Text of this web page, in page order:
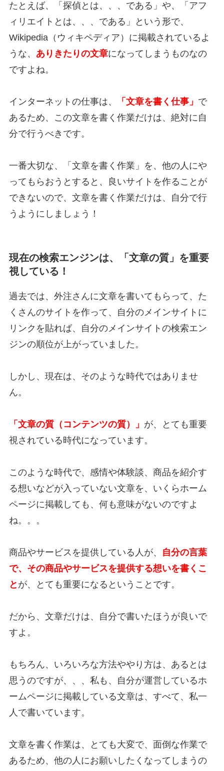
たとえば、「探偵とは、、、である」や、「アフ
ィリエイトとは、、、である」という形で、
Wikipedia（ウィキペディア）に掲載されているよ
うな、 ありきたりの文章になってしまうものなの
ですよね。
インターネットの仕事は、 「文章を書く仕事」 で
あるため、この文章を書く作業だけは、絶対に自
分で行うべきです。
一番大切な、「文章を書く作業」を、他の人にや
ってもらおうとすると、良いサイトを作ることが
できないので、文章を書く作業だけは、自分で行
うようにしましょう！
現在の検索エンジンは、「文章の質」を重要
視している！
過去では、外注さんに文章を書いてもらって、た
くさんのサイトを作って、自分のメインサイトに
リンクを貼れば、自分のメインサイトの検索エン
ジンの順位が上がっていました。
しかし、現在は、そのような時代ではありませ
ん。
「文章の質（コンテンツの質）」 が、とても重要
視されている時代になっています。
このような時代で、感情や体験談、商品を紹介す
る想いなどが入っていない文章を、いくらホーム
ページに掲載しても、何も意味がないのですよ
ね。。。
商品やサービスを提供している人が、
自分の言葉
で、その商品やサービスを提供する想いを書くこ
と が、とても重要になるということです。
だから、文章だけは、自分で書いたほうが良いで
すよ。
もちろん、いろいろな方法ややり方は、あるとは
思うのですが、、、私も、自分が運営しているホ
ームページに掲載している文章は、すべて、私一
人で書いています。
文章を書く作業は、とても大変で、面倒な作業で
あるため、他の人にお願いしたくなってしまうの